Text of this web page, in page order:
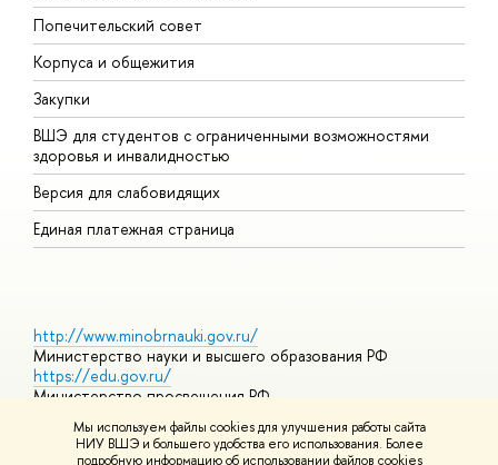
Мы используем файлы cookies для улучшения работы сайта
НИУ ВШЭ и большего удобства его использования. Более
подробную информацию об использовании файлов cookies
Попечительский совет
Корпуса и общежития
Закупки
ВШЭ для студентов с ограниченными возможностями
здоровья и инвалидностью
Версия для слабовидящих
Единая платежная страница
http://www.minobrnauki.gov.ru/
Министерство науки и высшего образования РФ
https://edu.gov.ru/
Министерство просвещения РФ
https://elearning.hse.ru/mooc
Массовые открытые онлайн-курсы